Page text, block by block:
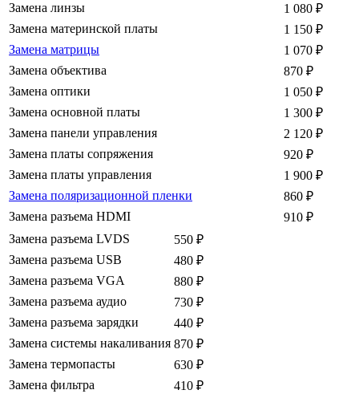
Замена линзы
1 080 ₽
Замена материнской платы
1 150 ₽
Замена матрицы
1 070 ₽
Замена объектива
870 ₽
Замена оптики
1 050 ₽
Замена основной платы
1 300 ₽
Замена панели управления
2 120 ₽
Замена платы сопряжения
920 ₽
Замена платы управления
1 900 ₽
Замена поляризационной пленки
860 ₽
Замена разъема HDMI
910 ₽
Замена разъема LVDS
550 ₽
Замена разъема USB
480 ₽
Замена разъема VGA
880 ₽
Замена разъема аудио
730 ₽
Замена разъема зарядки
440 ₽
Замена системы накаливания 870 ₽
Замена термопасты
630 ₽
Замена фильтра
410 ₽